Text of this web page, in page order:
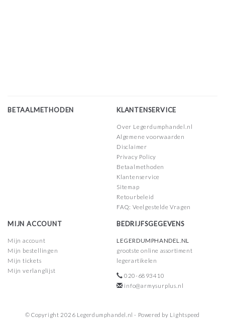
BETAALMETHODEN KLANTENSERVICE
Over Legerdumphandel.nl
Algemene voorwaarden
Disclaimer
Privacy Policy
Betaalmethoden
Klantenservice
Sitemap
Retourbeleid
FAQ: Veelgestelde Vragen
MIJN ACCOUNT
Mijn account
Mijn bestellingen
Mijn tickets
Mijn verlanglijst
BEDRIJFSGEGEVENS
LEGERDUMPHANDEL.NL
grootste online assortiment
legerartikelen
020-6893410
info@armysurplus.nl
© Copyright 2026 Legerdumphandel.nl - Powered by Lightspeed